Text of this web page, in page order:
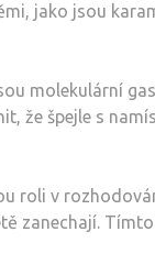
jako jsou
molekulární
že špejle s
roli v
zanechají.